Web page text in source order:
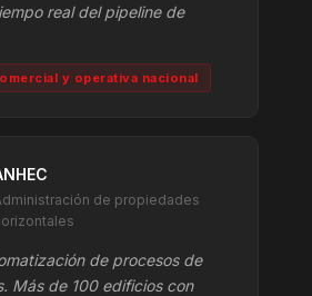
real del pipeline de
y operativa nacional
de propiedades
de procesos de
Más de 100 edificios con